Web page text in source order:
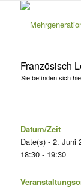
Französisch
Sie befinden sich
Datum/Zeit
Date(s) - 2. Juni
18:30 - 19:30